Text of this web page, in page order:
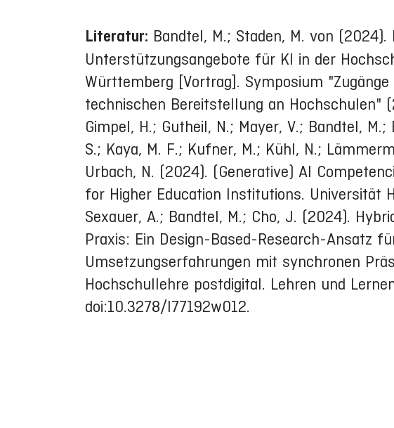
Literatur: Bandtel, M.; Staden, M. von
Unterstützungsangebote für KI in der
Württemberg [Vortrag]. Symposium
technischen Bereitstellung an Hochschulen"
Gimpel, H.; Gutheil, N.; Mayer, V.; Bandtel,
S.; Kaya, M. F.; Kufner, M.; Kühl, N.;
Urbach, N. (2024). (Generative) AI
for Higher Education Institutions. Universität
Sexauer, A.; Bandtel, M.; Cho, J. (2024).
Praxis: Ein Design-Based-Research-Ansatz
Umsetzungserfahrungen mit synchronen
Hochschullehre postdigital. Lehren und
doi:10.3278/I77192w012.